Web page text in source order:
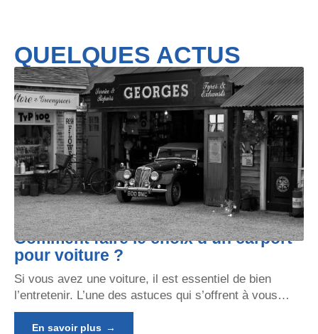
QUELQUES ACTUS
Comment faire le choix d’un carport
pour voiture ?
Si vous avez une voiture, il est essentiel de bien
l’entretenir. L’une des astuces qui s’offrent à vous…
En savoir plus